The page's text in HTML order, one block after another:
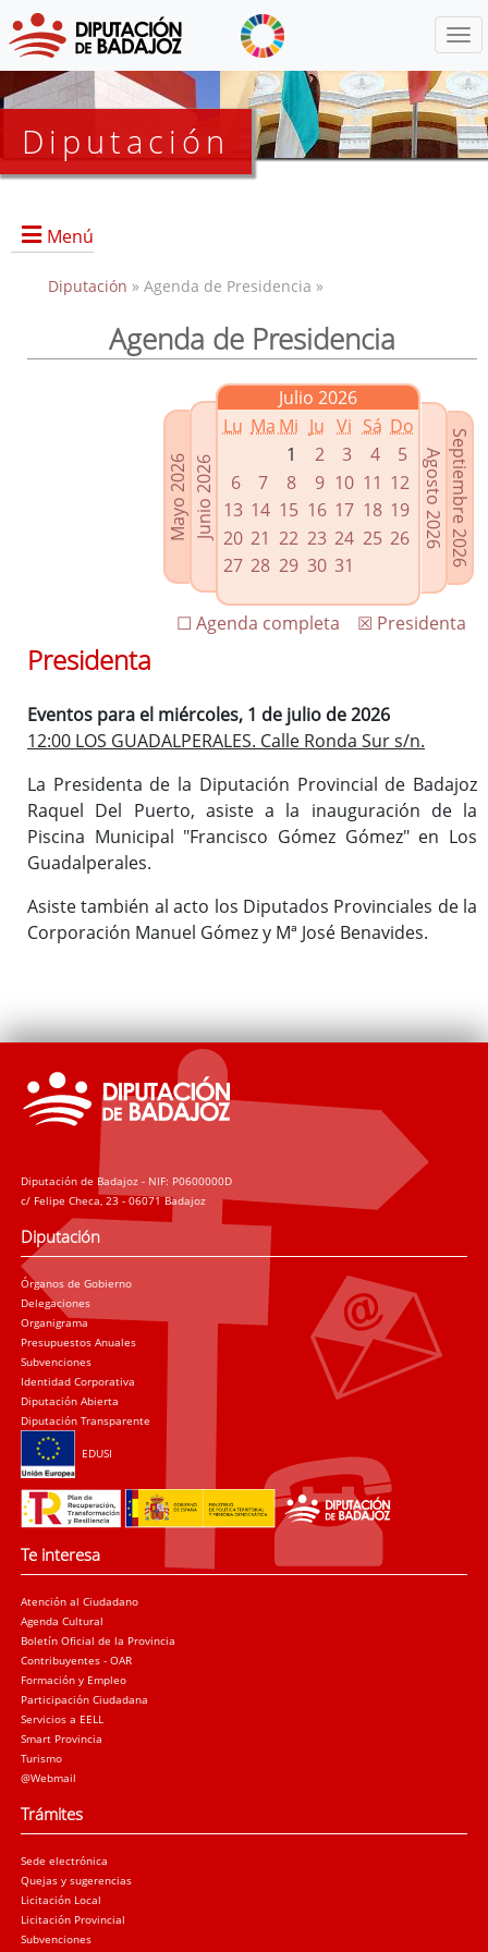
Diputación
Menú
Presidencia
Enlaces relacionados
Agenda de Presidencia
Plenos provinciales y Juntas de gobierno
Oficina de Proyectos Europeos
Diputación » Agenda de Presidencia »
Agenda de Presidencia
Mayo 2026Junio 2026
Julio 2026
Lu Ma Mi Ju Vi Sá Do
1
2 3 4
5
6
7 8 9 10 11 12
13 14 15 16 17 18 19
20 21 22 23 24 25 26
27 28 29 30 31 Septiembre 2026
Agosto 2026
☒ Presidenta
☐ Agenda completa
Presidenta
Eventos para el miércoles, 1 de julio de 2026
12:00 LOS GUADALPERALES. Calle Ronda Sur s/n.
La Presidenta de la Diputación Provincial de Badajoz
Raquel Del Puerto, asiste a la inauguración de la
Piscina Municipal "Francisco Gómez Gómez" en Los
Guadalperales.
Asiste también al acto los Diputados Provinciales de la
Corporación Manuel Gómez y Mª José Benavides.
Diputación de Badajoz - NIF: P0600000D
c/ Felipe Checa, 23 - 06071 Badajoz
Diputación
Órganos de Gobierno
Delegaciones
Organigrama
Presupuestos Anuales
Subvenciones
Identidad Corporativa
Diputación Abierta
Diputación Transparente
EDUSI
Te interesa
Atención al Ciudadano
Agenda Cultural
Boletín Oficial de la Provincia
Contribuyentes - OAR
Formación y Empleo
Participación Ciudadana
Servicios a EELL
Smart Provincia
Turismo
@Webmail
Trámites
Sede electrónica
Quejas y sugerencias
Licitación Local
Licitación Provincial
Subvenciones